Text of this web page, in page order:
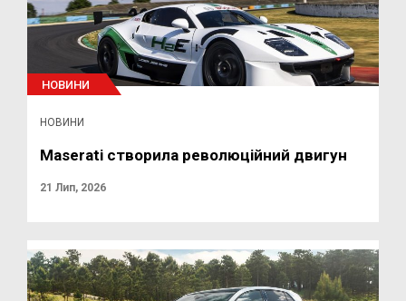
НОВИНИ
НОВИНИ
Maserati створила революційний двигун
21 Лип, 2026